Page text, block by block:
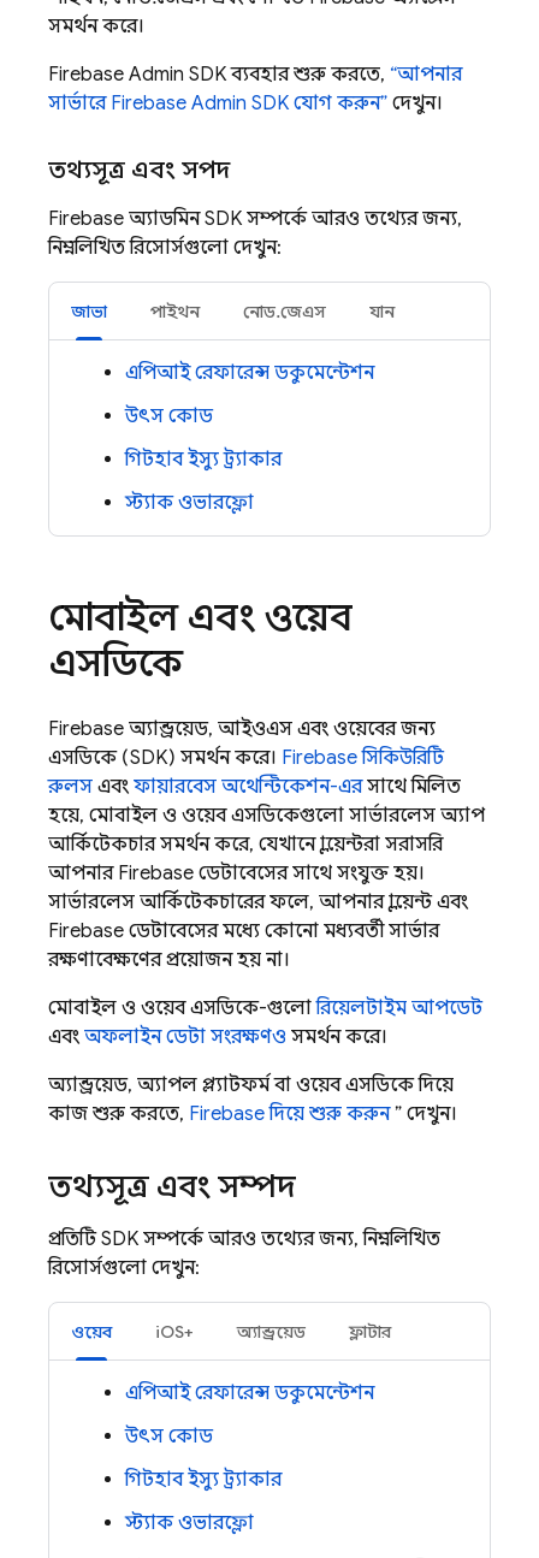
সমর্থন করে।
Firebase Admin SDK ব্যবহার শুরু করতে, “আপনার
সার্ভারে Firebase Admin SDK যোগ করুন” দেখুন।
তথ্যসূত্র এবং সম্পদ
Firebase অ্যাডমিন SDK সম্পর্কে আরও তথ্যের জন্য,
নিম্নলিখিত রিসোর্সগুলো দেখুন:
জাভা পাইথন নোড.জেএস যান
এপিআই রেফারেন্স ডকুমেন্টেশন
উৎস কোড
গিটহাব ইস্যু ট্র্যাকার
স্ট্যাক ওভারফ্লো
মোবাইল এবং ওয়েব
এসডিকে
Firebase অ্যান্ড্রয়েড, আইওএস এবং ওয়েবের জন্য
এসডিকে (SDK) সমর্থন করে। Firebaseসিকিউরিটি
রুলস এবং ফায়ারবেস অথেন্টিকেশন-এরসাথে মিলিত
হয়ে, মোবাইল ও ওয়েব এসডিকেগুলো সার্ভারলেস অ্যাপ
আর্কিটেকচার সমর্থন করে, যেখানে ক্লায়েন্টরা সরাসরি
আপনার Firebase ডেটাবেসের সাথে সংযুক্ত হয়।
সার্ভারলেস আর্কিটেকচারের ফলে, আপনার ক্লায়েন্ট এবং
Firebase ডেটাবেসের মধ্যে কোনো মধ্যবর্তী সার্ভার
রক্ষণাবেক্ষণের প্রয়োজন হয় না।
মোবাইল ও ওয়েব এসডিকে-গুলোরিয়েলটাইম আপডেট
এবং অফলাইন ডেটা সংরক্ষণও সমর্থন করে।
অ্যান্ড্রয়েড, অ্যাপল প্ল্যাটফর্ম বা ওয়েব এসডিকে দিয়ে
কাজ শুরু করতে, Firebaseদিয়ে শুরু করুন” দেখুন।
তথ্যসূত্র এবং সম্পদ
প্রতিটি SDK সম্পর্কে আরও তথ্যের জন্য, নিম্নলিখিত
রিসোর্সগুলো দেখুন:
ওয়েব iOS+ অ্যান্ড্রয়েড ফ্লাটার
এপিআই রেফারেন্স ডকুমেন্টেশন
উৎস কোড
গিটহাব ইস্যু ট্র্যাকার
স্ট্যাক ওভারফ্লো